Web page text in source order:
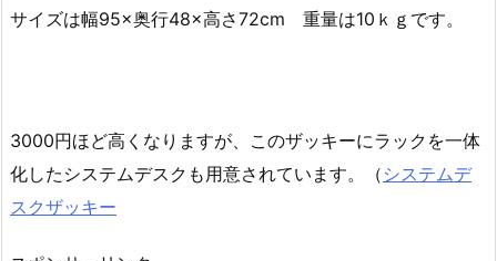
サイズは幅95×奥行48×高さ72cm 重量は10ｋｇです。
3000円ほど高くなりますが、このザッキーにラックを一体
化したシステムデスクも用意されています。（ システムデ
スクザッキー